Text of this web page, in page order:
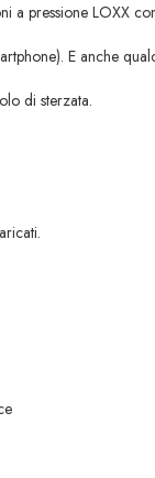
a pressione LOXX
E anche
di sterzata.